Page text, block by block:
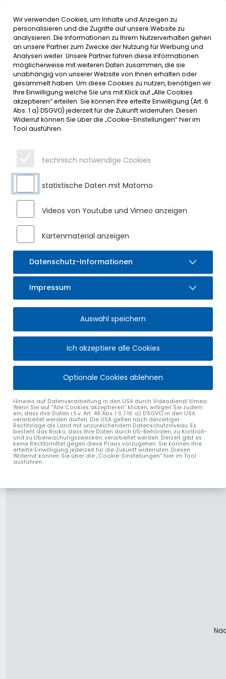
MENÜ
SERVICE
DATUMSMENÜ
JAHR WÄHLEN
MONAT WÄHLEN
Wir verwenden Cookies, um Inhalte und Anzeigen zu
personalisieren und die Zugriffe auf unsere Website zu
analysieren. Die Informationen zu Ihrem Nutzerverhalten gehen
an unsere Partner zum Zwecke der Nutzung für Werbung und
Analysen weiter. Unsere Partner führen diese Informationen
möglicherweise mit weiteren Daten zusammen, die sie
unabhängig von unserer Website von Ihnen erhalten oder
gesammelt haben. Um diese Cookies zu nutzen, benötigen wir
Ihre Einwilligung welche Sie uns mit Klick auf „Alle Cookies
akzeptieren“ erteilen. Sie können Ihre erteilte Einwilligung (Art. 6
Abs. 1 a) DSGVO) jederzeit für die Zukunft widerrufen. Diesen
Widerruf können Sie über die „Cookie-Einstellungen“ hier im
Tool ausführen.
technisch notwendige Cookies
statistische Daten mit Matomo
Videos von Youtube und Vimeo anzeigen
Kartenmaterial anzeigen
Datenschutz-Informationen
Impressum
Auswahl speichern
Ich akzeptiere alle Cookies
Optionale Cookies ablehnen
Hinweis auf Datenverarbeitung in den USA durch Videodienst Vimeo:
Wenn Sie auf "Alle Cookies akzeptieren“ klicken, willigen Sie zudem
ein, dass ihre Daten i.S.v. Art. 49 Abs. 1 S. 1 lit. a) DSGVO in den USA
verarbeitet werden dürfen. Die USA gelten nach derzeitiger
Rechtslage als Land mit unzureichendem Datenschutzniveau. Es
besteht das Risiko, dass Ihre Daten durch US-Behörden, zu Kontroll-
und zu Überwachungszwecken, verarbeitet werden. Derzeit gibt es
keine Rechtsmittel gegen diese Praxis vorzugehen. Sie können Ihre
erteilte Einwilligung jederzeit für die Zukunft widerrufen. Diesen
Widerruf können Sie über die „Cookie-Einstellungen“ hier im Tool
ausführen.